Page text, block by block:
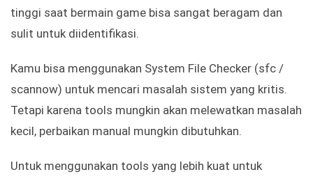
tinggi saat bermain game bisa sangat beragam dan
sulit untuk diidentifikasi.
Kamu bisa menggunakan System File Checker (sfc /
scannow) untuk mencari masalah sistem yang kritis.
Tetapi karena tools mungkin akan melewatkan masalah
kecil, perbaikan manual mungkin dibutuhkan.
Untuk menggunakan tools yang lebih kuat untuk